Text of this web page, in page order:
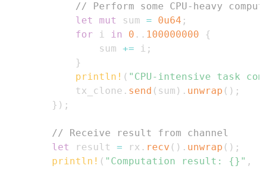
// Perform some CPU-heavy
let
mut sum = 0u64 ;
for i in 0 .. 100000000
{
                sum
+= i ;
}
println! ( "CPU-intensive task
            tx_clone
. send ( sum ) . unwrap ( ) ;
} ) ;
// Receive result from channel
let
result = rx . recv ( ) . unwrap ( ) ;
println! ( "Computation result: {}" ,